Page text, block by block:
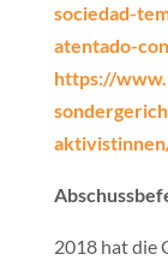
sociedad-
atentado-
https://
2018 hat die